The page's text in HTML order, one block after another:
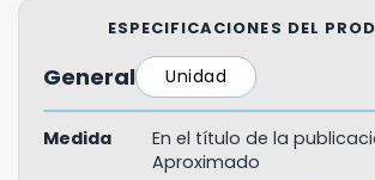
ESPECIFICACIONES DEL
General Unidad
Medida
En el título de la
Aproximado